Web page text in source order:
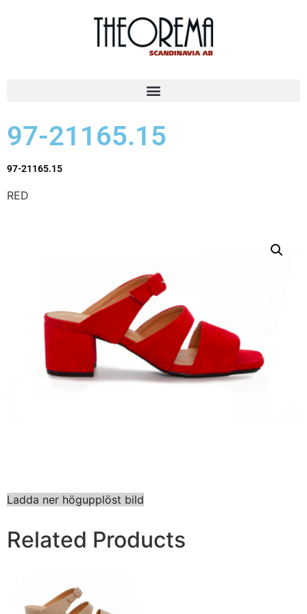
97-21165.15
97-21165.15
RED
Ladda ner högupplöst bild
Related Products